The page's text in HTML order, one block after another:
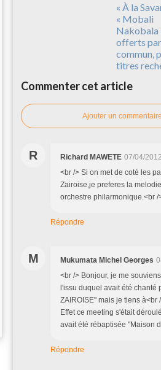
« À la
« Mobali
Nakobala
offerts par
commun,
titres
Commenter cet article
Ajouter un commentaire
R Richard MAWETE 07/04/
<br /> Si on met de coté les
Zairoise,je preferes la
orchestre philarmonique.<br /
Répondre
M Mukumata Michel Georges
<br /> Bonjour, je me
l'issu duquel avait été chanté
ZAIROISE" mais je tiens
Effet ce meeting s'était
avait été rébaptisée "Maison
Répondre